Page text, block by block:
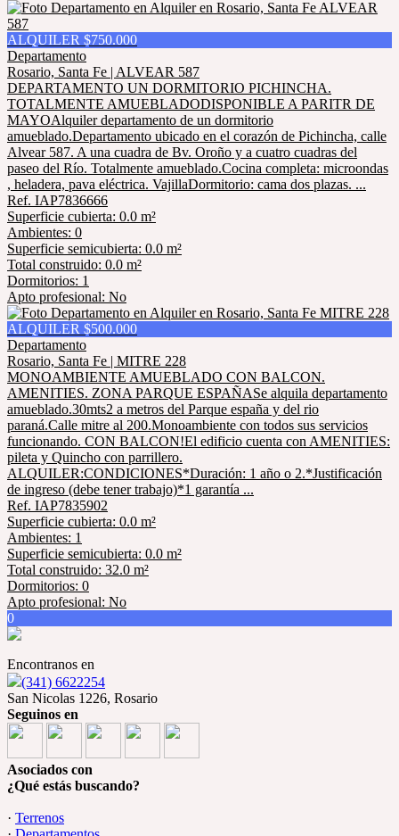
ALQUILER $750.000
Departamento
Rosario, Santa Fe | ALVEAR 587
DEPARTAMENTO UN DORMITORIO PICHINCHA.
TOTALMENTE AMUEBLADODISPONIBLE A PARITR DE
MAYOAlquiler departamento de un dormitorio
amueblado.Departamento ubicado en el corazón de Pichincha, calle
Alvear 587. A una cuadra de Bv. Oroño y a cuatro cuadras del
paseo del Río. Totalmente amueblado.Cocina completa: microondas
, heladera, pava eléctrica. VajillaDormitorio: cama dos plazas. ...
Ref. IAP7836666
Superficie cubierta: 0.0 m²
Ambientes: 0
Superficie semicubierta: 0.0 m²
Total construido: 0.0 m²
Dormitorios: 1
Apto profesional: No
ALQUILER $500.000
Departamento
Rosario, Santa Fe | MITRE 228
MONOAMBIENTE AMUEBLADO CON BALCON.
AMENITIES. ZONA PARQUE ESPAÑASe alquila departamento
amueblado.30mts2 a metros del Parque españa y del rio
paraná.Calle mitre al 200.Monoambiente con todos sus servicios
funcionando. CON BALCON!El edificio cuenta con AMENITIES:
pileta y Quincho con parrillero.
ALQUILER:CONDICIONES*Duración: 1 año o 2.*Justificación
de ingreso (debe tener trabajo)*1 garantía ...
Ref. IAP7835902
Superficie cubierta: 0.0 m²
Ambientes: 1
Superficie semicubierta: 0.0 m²
Total construido: 32.0 m²
Dormitorios: 0
Apto profesional: No
0
Encontranos en
(341) 6622254
San Nicolas 1226, Rosario
Seguinos en
Asociados con
¿Qué estás buscando?
· Terrenos